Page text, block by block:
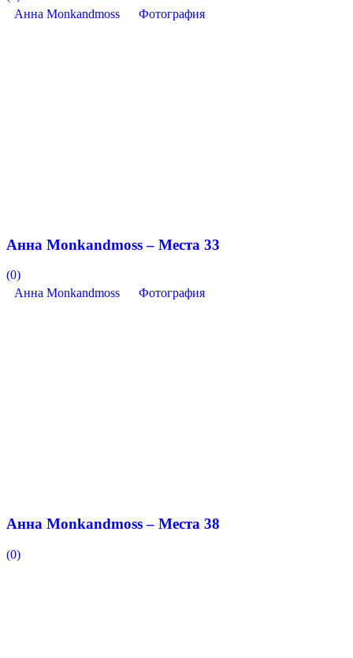
Анна Monkandmoss
Фотография
Анна Monkandmoss – Места 33
(0)
Анна Monkandmoss
Фотография
Анна Monkandmoss – Места 38
(0)